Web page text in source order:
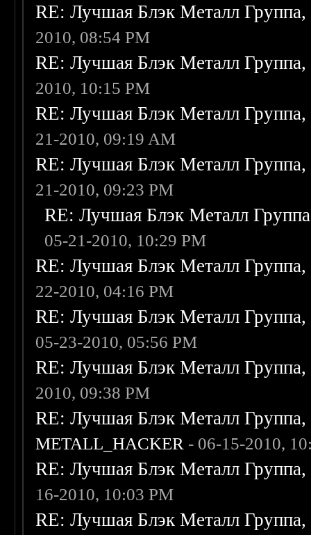
RE: Лучшая Блэк Металл
2010, 08:54 PM
RE: Лучшая Блэк Металл
2010, 10:15 PM
RE: Лучшая Блэк Металл
21-2010, 09:19 AM
RE: Лучшая Блэк Металл
21-2010, 09:23 PM
RE: Лучшая Блэк Металл
05-21-2010, 10:29 PM
RE: Лучшая Блэк Металл
22-2010, 04:16 PM
RE: Лучшая Блэк Металл
05-23-2010, 05:56 PM
RE: Лучшая Блэк Металл
2010, 09:38 PM
RE: Лучшая Блэк Металл
METALL_HACKER - 06-15-2010,
RE: Лучшая Блэк Металл
16-2010, 10:03 PM
RE: Лучшая Блэк Металл